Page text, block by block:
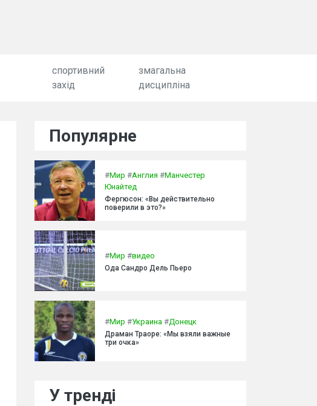
спортивний
захід
змагальна
дисципліна
Популярне
#Мир #Англия #Манчестер
Юнайтед
Фергюсон: «Вы действительно
поверили в это?»
#Мир #видео
Ода Сандро Дель Пьеро
#Мир #Украина #Донецк
Драман Траоре: «Мы взяли важные
три очка»
У тренді